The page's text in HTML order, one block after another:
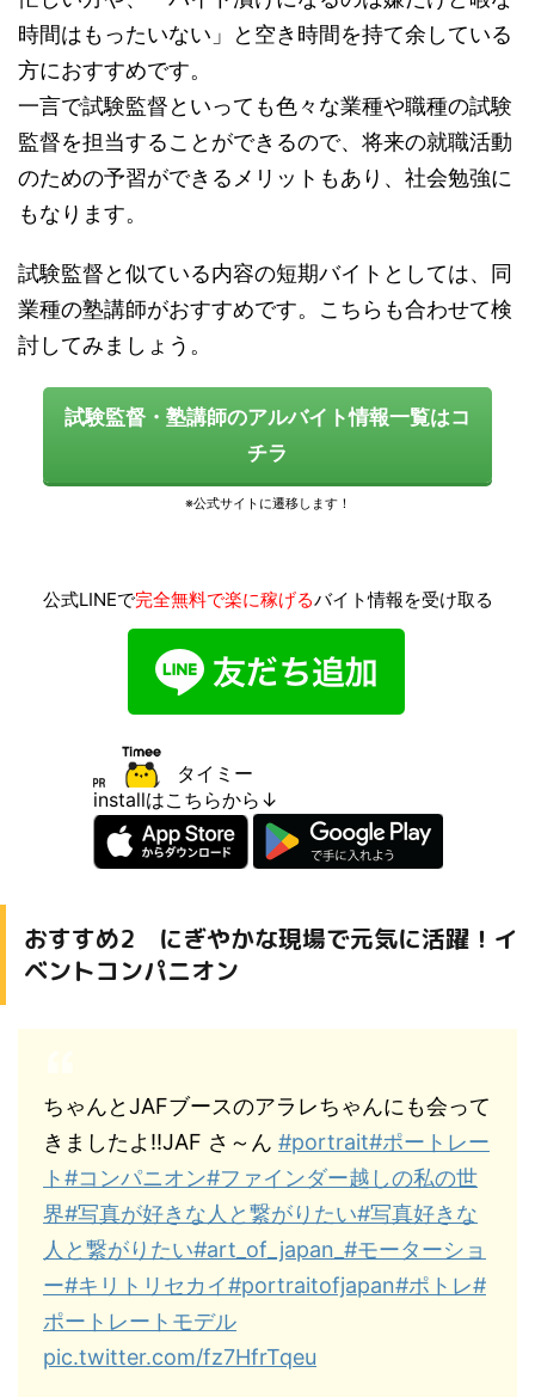
時間はもったいない」と空き時間を持て余している
方におすすめです。
一言で試験監督といっても色々な業種や職種の試験
監督を担当することができるので、将来の就職活動
のための予習ができるメリットもあり、社会勉強に
もなります。
試験監督と似ている内容の短期バイトとしては、同
業種の塾講師がおすすめです。こちらも合わせて検
討してみましょう。
試験監督・塾講師のアルバイト情報一覧はコ
チラ
公式LINEで完全無料で楽に稼げるバイト情報を受け取る
タイミー
installはこちらから↓
おすすめ2 にぎやかな現場で元気に活躍！イ
ベントコンパニオン
ちゃんとJAFブースのアラレちゃんにも会って
きましたよ‼️JAF さ～ん #portrait#ポートレー
ト#コンパニオン#ファインダー越しの私の世
界#写真が好きな人と繋がりたい#写真好きな
人と繋がりたい#art_of_japan_ #モーターショ
ー#キリトリセカイ#portraitofjapan#ポトレ#
ポートレートモデル
pic.twitter.com/fz7HfrTqeu